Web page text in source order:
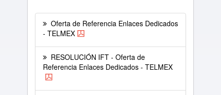
Oferta de Referencia Enlaces Dedicados
- TELMEX
RESOLUCIÓN IFT - Oferta de
Referencia Enlaces Dedicados - TELMEX